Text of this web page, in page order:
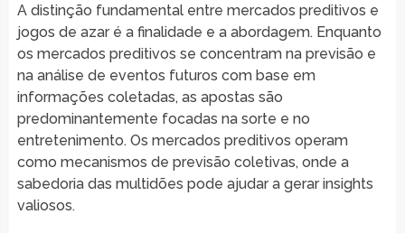
A distinção fundamental entre mercados preditivos e
jogos de azar é a finalidade e a abordagem. Enquanto
os mercados preditivos se concentram na previsão e
na análise de eventos futuros com base em
informações coletadas, as apostas são
predominantemente focadas na sorte e no
entretenimento. Os mercados preditivos operam
como mecanismos de previsão coletivas, onde a
sabedoria das multidões pode ajudar a gerar insights
valiosos.